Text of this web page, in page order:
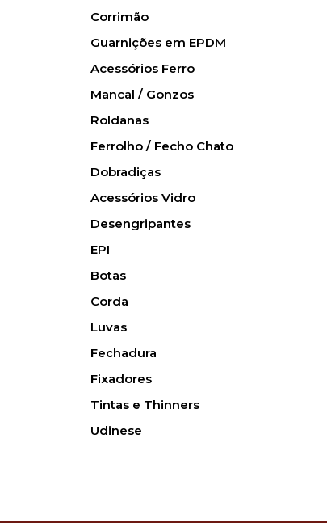
Corrimão
Guarnições em EPDM
Acessórios Ferro
Mancal / Gonzos
Roldanas
Ferrolho / Fecho Chato
Dobradiças
Acessórios Vidro
Desengripantes
EPI
Botas
Corda
Luvas
Fechadura
Fixadores
Tintas e Thinners
Udinese